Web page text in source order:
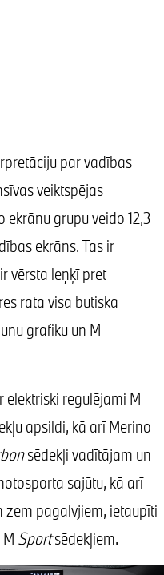
par vadības
veiktspējas
grupu veido 12,3
ekrāns. Tas ir
vērsta leņķī pret
rata visa būtiskā
grafiku un M
regulējami M
apsildi, kā arī Merino
sēdekļi vadītājam un
sajūtu, kā arī
pagalvjiem, ietaupīti
Sportsēdekļiem.